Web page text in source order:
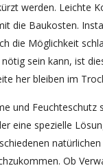
werden. Leichte
die Baukosten.
die Möglichkeit
sein kann, ist
her bleiben im
und
eine spezielle
Ob